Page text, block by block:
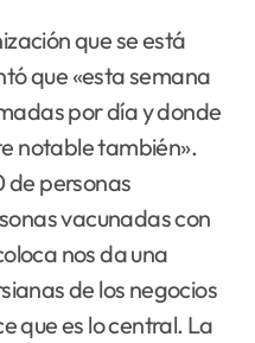
que se está
que «esta semana
por día y donde
notable también».
de personas
vacunadas con
nos da una
de los negocios
que es lo central. La